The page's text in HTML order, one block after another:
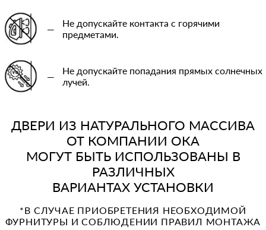
—
Не допускайте контакта с горячими
предметами.
—
Не допускайте попадания прямых солнечных
лучей.
ДВЕРИ ИЗ НАТУРАЛЬНОГО МАССИВА
ОТ КОМПАНИИ ОКА
МОГУТ БЫТЬ ИСПОЛЬЗОВАНЫ В
РАЗЛИЧНЫХ
ВАРИАНТАХ УСТАНОВКИ
*В СЛУЧАЕ ПРИОБРЕТЕНИЯ НЕОБХОДИМОЙ
ФУРНИТУРЫ И СОБЛЮДЕНИИ ПРАВИЛ МОНТАЖА